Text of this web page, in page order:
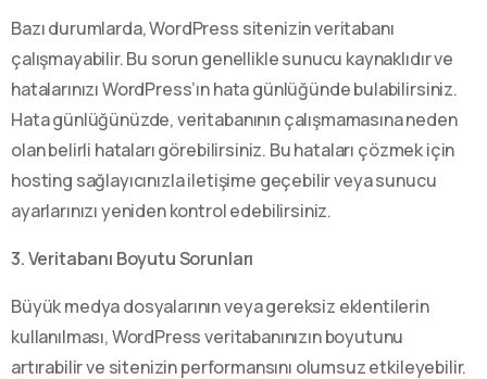
Bazı durumlarda, WordPress sitenizin veritabanı
çalışmayabilir. Bu sorun genellikle sunucu kaynaklıdır ve
hatalarınızı WordPress’ın hata günlüğünde bulabilirsiniz.
Hata günlüğünüzde, veritabanının çalışmamasına neden
olan belirli hataları görebilirsiniz. Bu hataları çözmek için
hosting sağlayıcınızla iletişime geçebilir veya sunucu
ayarlarınızı yeniden kontrol edebilirsiniz.
3. Veritabanı Boyutu Sorunları
Büyük medya dosyalarının veya gereksiz eklentilerin
kullanılması, WordPress veritabanınızın boyutunu
artırabilir ve sitenizin performansını olumsuz etkileyebilir.